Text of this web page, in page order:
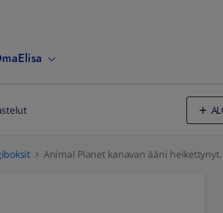
Animal Planet kanavan ääni heikettynyt.